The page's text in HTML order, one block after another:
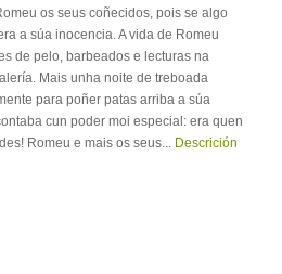
os seus coñecidos, pois se algo
a súa inocencia. A vida de Romeu
de pelo, barbeados e lecturas na
Mais unha noite de treboada
para poñer patas arriba a súa
cun poder moi especial: era quen
Romeu e mais os seus... Descrición